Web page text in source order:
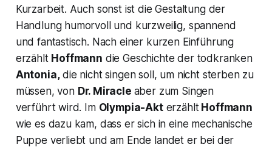
Kurzarbeit. Auch sonst ist die Gestaltung der
Handlung humorvoll und kurzweilig, spannend
und fantastisch. Nach einer kurzen Einführung
erzählt Hoffmann die Geschichte der todkranken
Antonia,die nicht singen soll, um nicht sterben zu
müssen, von Dr. Miracle aber zum Singen
verführt wird. Im Olympia-Akt erzähltHoffmann
wie es dazu kam, dass er sich in eine mechanische
Puppe verliebt und am Ende landet er bei der